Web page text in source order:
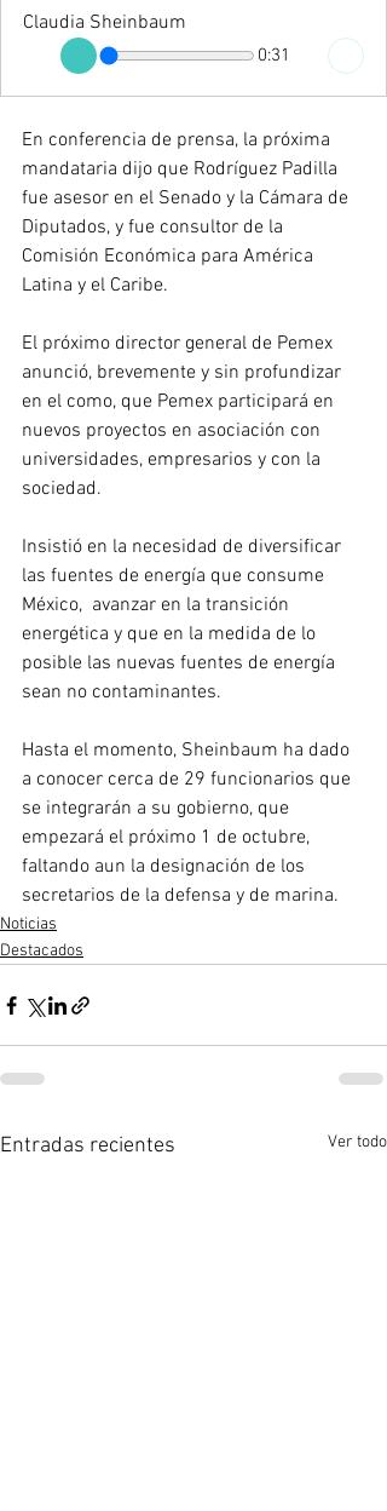
Claudia Sheinbaum
0:31
En conferencia de prensa, la próxima
mandataria dijo que Rodríguez Padilla
fue asesor en el Senado y la Cámara de
Diputados, y fue consultor de la
Comisión Económica para América
Latina y el Caribe.
El próximo director general de Pemex
anunció, brevemente y sin profundizar
en el como, que Pemex participará en
nuevos proyectos en asociación con
universidades, empresarios y con la
sociedad.
Insistió en la necesidad de diversificar
las fuentes de energía que consume
México,  avanzar en la transición
energética y que en la medida de lo
posible las nuevas fuentes de energía
sean no contaminantes.
Hasta el momento, Sheinbaum ha dado
a conocer cerca de 29 funcionarios que
se integrarán a su gobierno, que
empezará el próximo 1 de octubre,
faltando aun la designación de los
secretarios de la defensa y de marina.
Noticias
Destacados
Entradas recientes Ver todo